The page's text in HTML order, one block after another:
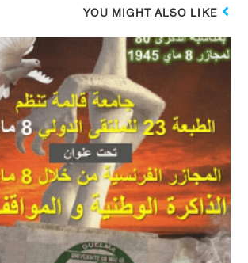
YOU MIGHT ALSO LIKE